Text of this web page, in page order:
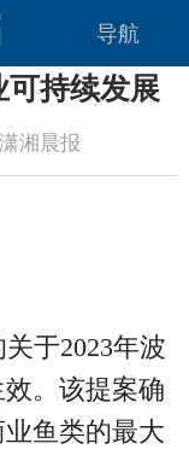
导航
持续发展
湘晨报
于2023年波
。该提案确
鱼类的最大